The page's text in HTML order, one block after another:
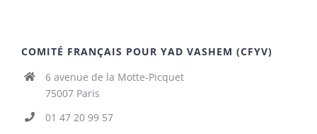
COMITÉ FRANÇAIS POUR YAD VASHEM (CFYV)
6 avenue de la Motte-Picquet
75007 Paris
01 47 20 99 57